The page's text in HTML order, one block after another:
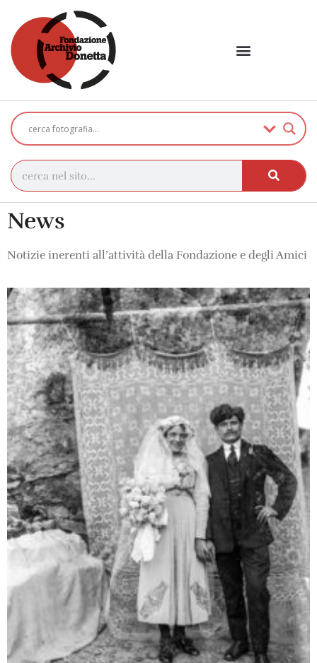
News
Notizie inerenti all’attività della Fondazione e degli Amici